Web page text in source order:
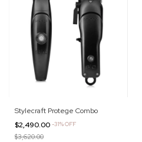
Stylecraft Protege Combo
$2,490.00 -31%OFF
$3,620.00